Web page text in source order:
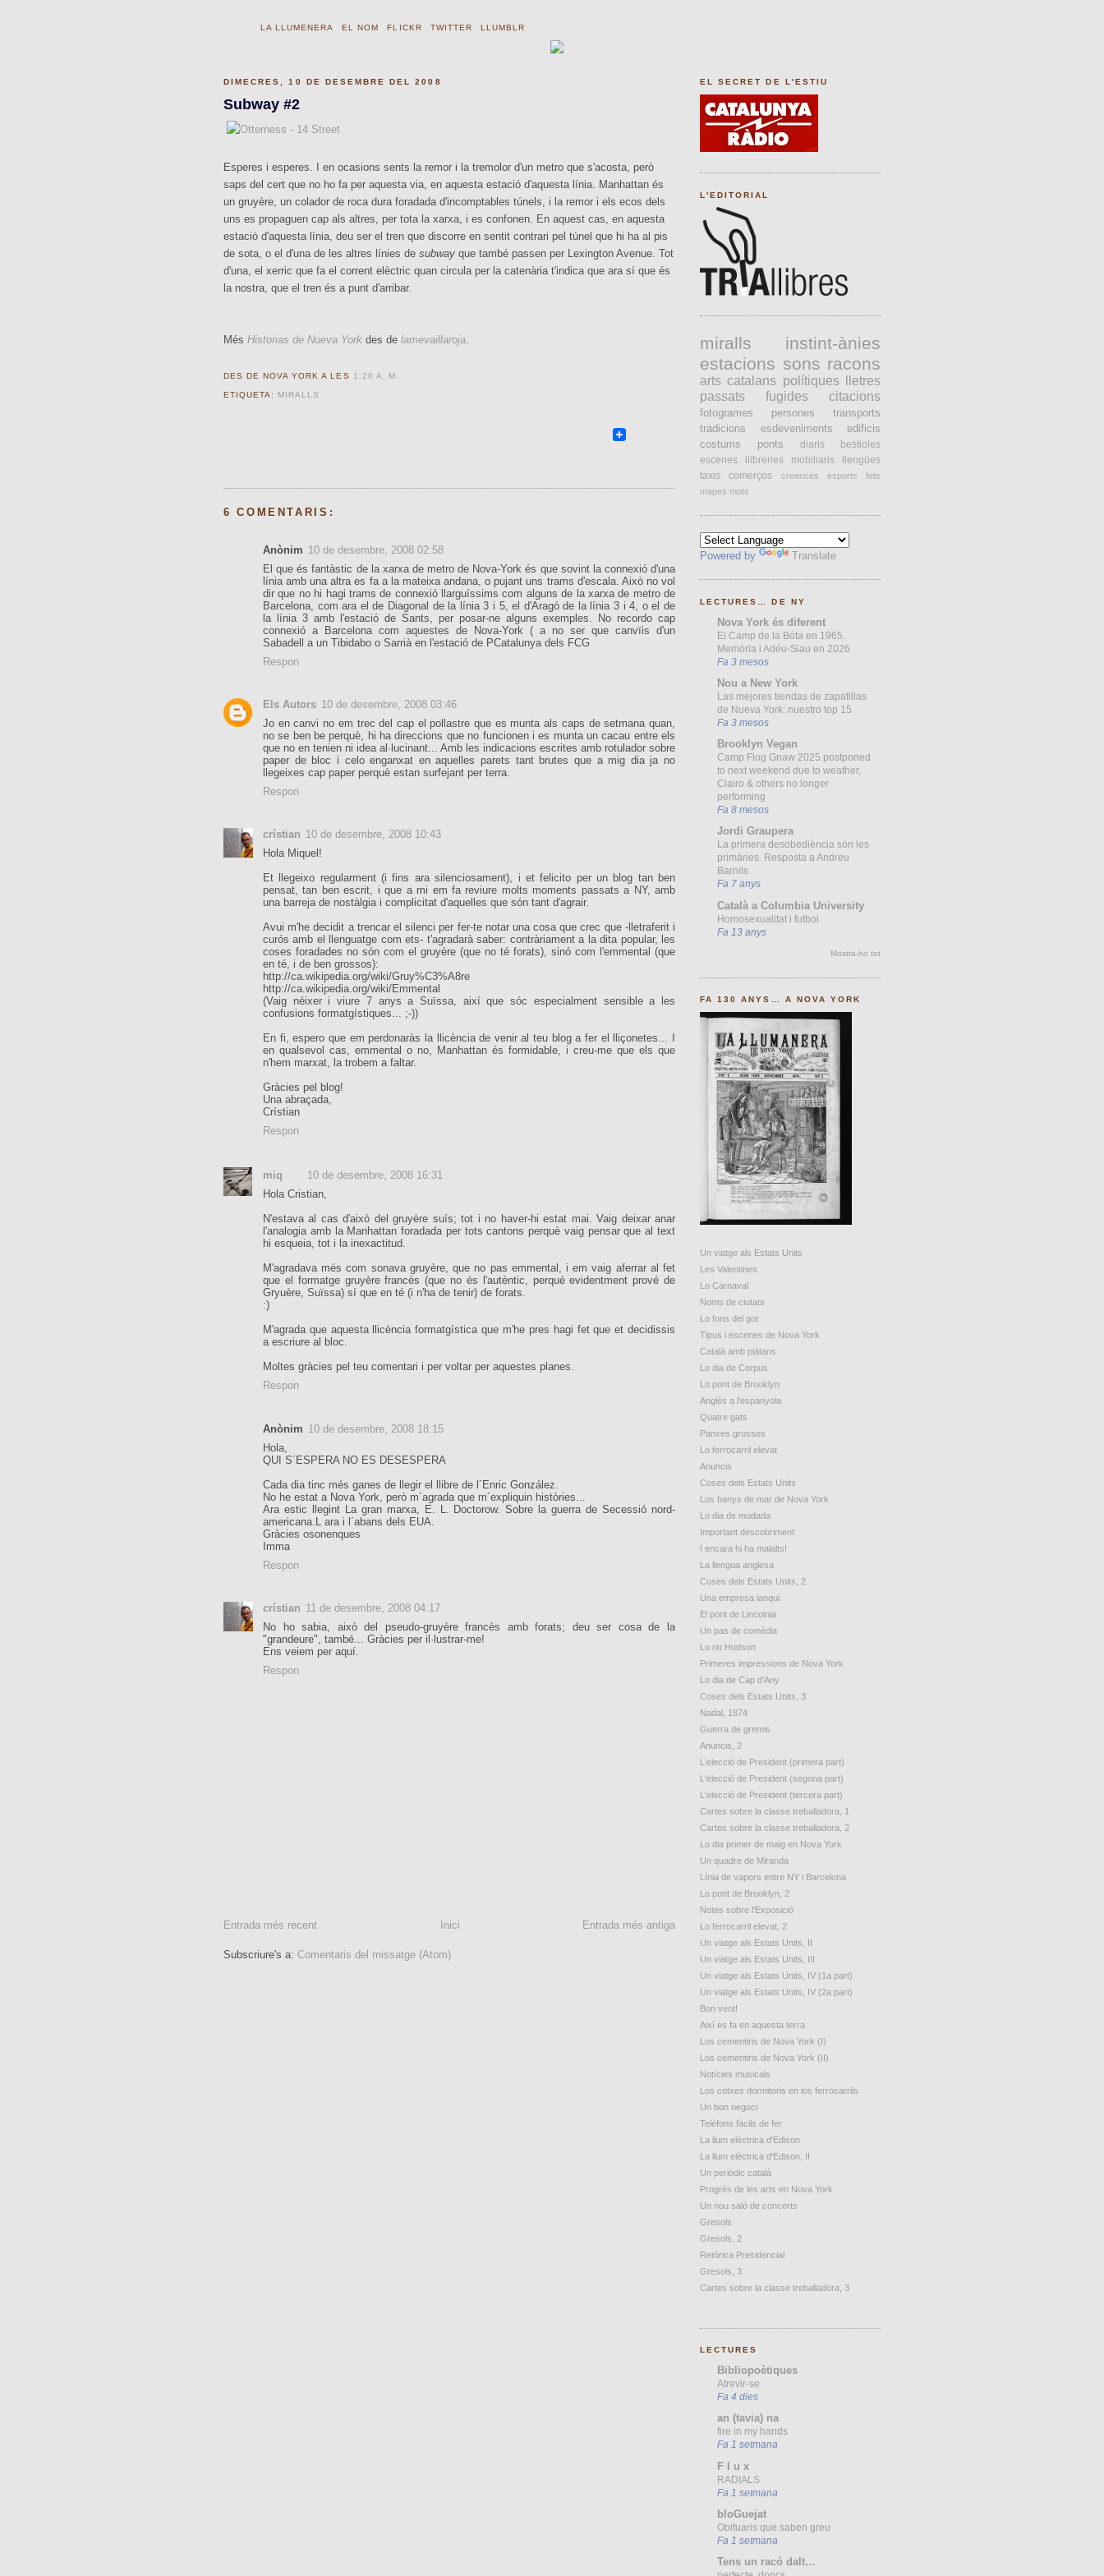
LA LLUMENERA EL NOM FLICKR TWITTER LLUMBLR
DIMECRES, 10 DE DESEMBRE DEL 2008
Subway #2
Esperes i esperes. I en ocasions sents la remor i la tremolor d'un metro que s'acosta, però
saps del cert que no ho fa per aquesta via, en aquesta estació d'aquesta línia. Manhattan és
un gruyère, un colador de roca dura foradada d'incomptables túnels, i la remor i els ecos dels
uns es propaguen cap als altres, per tota la xarxa, i es confonen. En aquest cas, en aquesta
estació d'aquesta línia, deu ser el tren que discorre en sentit contrari pel túnel que hi ha al pis
de sota, o el d'una de les altres línies de subway que també passen per Lexington Avenue. Tot
d'una, el xerric que fa el corrent elèctric quan circula per la catenària t'indica que ara sí que és
la nostra, que el tren és a punt d'arribar.
Més Historias de Nueva York des de lamevaillaroja.
DES DE NOVA YORK A LES 1:20 A. M.
ETIQUETA: MIRALLS
6 COMENTARIS:
Anònim 10 de desembre, 2008 02:58
El que és fantàstic de la xarxa de metro de Nova-York és que sovint la connexió d'una
línia amb una altra es fa a la mateixa andana, o pujant uns trams d'escala. Això no vol
dir que no hi hagi trams de connexió llarguíssims com alguns de la xarxa de metro de
Barcelona, com ara el de Diagonal de la línia 3 i 5, el d'Aragó de la línia 3 i 4, o el de
la línia 3 amb l'estació de Sants, per posar-ne alguns exemples. No recordo cap
connexió a Barcelona com aquestes de Nova-York ( a no ser que canvïis d'un
Sabadell a un Tibidabo o Sarrià en l'estació de PCatalunya dels FCG
Respon
Els Autors 10 de desembre, 2008 03:46
Jo en canvi no em trec del cap el pollastre que es munta als caps de setmana quan,
no se ben be perquè, hi ha direccions que no funcionen i es munta un cacau entre els
que no en tenien ni idea al·lucinant... Amb les indicacions escrites amb rotulador sobre
paper de bloc i celo enganxat en aquelles parets tant brutes que a mig dia ja no
llegeixes cap paper perquè estan surfejant per terra.
Respon
crístian 10 de desembre, 2008 10:43
Hola Miquel!
Et llegeixo regularment (i fins ara silenciosament), i et felicito per un blog tan ben
pensat, tan ben escrit, i que a mi em fa reviure molts moments passats a NY, amb
una barreja de nostàlgia i complicitat d'aquelles que són tant d'agrair.
Avui m'he decidit a trencar el silenci per fer-te notar una cosa que crec que -lletraferit i
curós amb el llenguatge com ets- t'agradarà saber: contràriament a la dita popular, les
coses foradades no són com el gruyère (que no té forats), sinó com l'emmental (que
en té, i de ben grossos):
http://ca.wikipedia.org/wiki/Gruy%C3%A8re
http://ca.wikipedia.org/wiki/Emmental
(Vaig néixer i viure 7 anys a Suïssa, així que sóc especialment sensible a les
confusions formatgístiques... ;-))
En fi, espero que em perdonaràs la llicència de venir al teu blog a fer el lliçonetes... I
en qualsevol cas, emmental o no, Manhattan és formidable, i creu-me que els que
n'hem marxat, la trobem a faltar.
Gràcies pel blog!
Una abraçada,
Crístian
Respon
miq
10 de desembre, 2008 16:31
Hola Cristian,
N'estava al cas d'això del gruyère suís; tot i no haver-hi estat mai. Vaig deixar anar
l'analogia amb la Manhattan foradada per tots cantons perquè vaig pensar que al text
hi esqueia, tot i la inexactitud.
M'agradava més com sonava gruyère, que no pas emmental, i em vaig aferrar al fet
que el formatge gruyère francès (que no és l'autèntic, perquè evidentment prové de
Gryuère, Suïssa) sí que en té (i n'ha de tenir) de forats.
:)
M'agrada que aquesta llicència formatgística que m'he pres hagi fet que et decidissis
a escriure al bloc.
Moltes gràcies pel teu comentari i per voltar per aquestes planes.
Respon
Anònim 10 de desembre, 2008 18:15
Hola,
QUI S´ESPERA NO ES DESESPERA
Cada dia tinc més ganes de llegir el llibre de l´Enric González.
No he estat a Nova York, però m´agrada que m´expliquin històries...
Ara estic llegint La gran marxa, E. L. Doctorow. Sobre la guerra de Secessió nord-
americana.L ara i l´abans dels EUA.
Gràcies osonenques
Imma
Respon
crístian 11 de desembre, 2008 04:17
No ho sabia, això del pseudo-gruyère francès amb forats; deu ser cosa de la
"grandeure", també... Gràcies per il·lustrar-me!
Ens veiem per aquí.
Respon
Entrada més recent Entrada més antiga
Inici
Subscriure's a: Comentaris del missatge (Atom)
EL SECRET DE L'ESTIU
L'EDITORIAL
miralls
instint-ànies
estacions sons racons
arts catalans polítiques
lletres
passats
fugides citacions
fotogrames persones
transports
tradicions
esdeveniments
edificis
costums
ponts diaris
bestioles
escenes
llibreries mobiliaris
llengües
taxis
comerços creences esports
fets
mapes mots
Powered by Translate
LECTURES… DE NY
Nova York és diferent
El Camp de la Bóta en 1965.
Memòria i Adéu-Siau en 2026
Fa 3 mesos
Nou a New York
Las mejores tiendas de zapatillas
de Nueva York: nuestro top 15
Fa 3 mesos
Brooklyn Vegan
Camp Flog Gnaw 2025 postponed
to next weekend due to weather,
Clairo & others no longer
performing
Fa 8 mesos
Jordi Graupera
La primera desobediència són les
primàries. Resposta a Andreu
Barnils
Fa 7 anys
Català a Columbia University
Homosexualitat i futbol
Fa 13 anys
Mostra-ho tot
FA 130 ANYS… A NOVA YORK
Un viatge als Estats Units
Les Valentines
Lo Carnaval
Noms de ciutats
Lo fons del got
Tipus i escenes de Nova York
Català amb plàtans
Lo dia de Corpus
Lo pont de Brooklyn
Anglès a l'espanyola
Quatre gats
Panxes grosses
Lo ferrocarril elevat
Anuncis
Coses dels Estats Units
Los banys de mar de Nova York
Lo dia de mudada
Important descobriment
I encara hi ha malalts!
La llengua anglesa
Coses dels Estats Units, 2
Una empresa ianqui
El pont de Lincolnia
Un pas de comèdia
Lo riu Hudson
Primeres impressions de Nova York
Lo dia de Cap d'Any
Coses dels Estats Units, 3
Nadal, 1874
Guerra de gremis
Anuncis, 2
L'elecció de President (primera part)
L'elecció de President (segona part)
L'elecció de President (tercera part)
Cartes sobre la classe treballadora, 1
Cartes sobre la classe treballadora, 2
Lo dia primer de maig en Nova York
Un quadre de Miranda
Línia de vapors entre NY i Barcelona
Lo pont de Brooklyn, 2
Notes sobre l'Exposició
Lo ferrocarril elevat, 2
Un viatge als Estats Units, II
Un viatge als Estats Units, III
Un viatge als Estats Units, IV (1a part)
Un viatge als Estats Units, IV (2a part)
Bon vent!
Així es fa en aquesta terra
Los cementiris de Nova York (I)
Los cementiris de Nova York (II)
Notícies musicals
Los cotxes dormitoris en los ferrocarrils
Un bon negoci
Telèfons fàcils de fer
La llum elèctrica d'Edison
La llum elèctrica d'Edison, II
Un periòdic català
Progrés de les arts en Nova York
Un nou saló de concerts
Gresols
Gresols, 2
Retòrica Presidencial
Gresols, 3
Cartes sobre la classe treballadora, 3
LECTURES
Bibliopoètiques
Atrevir-se
Fa 4 dies
an (tavia) na
fire in my hands
Fa 1 setmana
F l u x
RADIALS
Fa 1 setmana
bloGuejat
Obituaris que saben greu
Fa 1 setmana
Tens un racó dalt…